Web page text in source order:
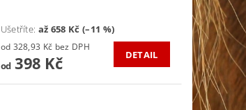
Ušetříte: až 658 Kč (–11 %)
od 328,93 Kč bez DPH
od398 Kč DETAIL